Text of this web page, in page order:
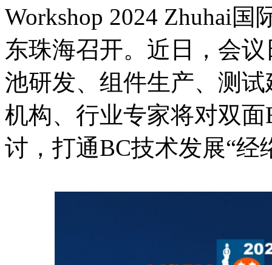
Workshop 2024 Zhuhai
东珠海召开。近日，会
池研发、组件生产、测
机构、行业专家将对双
讨，打通BC技术发展“经